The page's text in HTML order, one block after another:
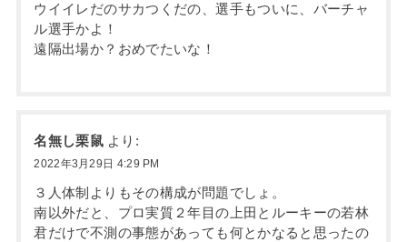
ウイイレだのサカつくだの、選手もついに、バーチャ
ル選手かよ！
遠隔出場か？おめでたいな！
名無し栗鼠 より:
2022年3月29日 4:29 PM
３人体制よりもその構成が問題でしょ。
南以外だと、プロ実質２年目の上田とルーキーの若林
君だけで不測の事態があっても何とかなると思ったの